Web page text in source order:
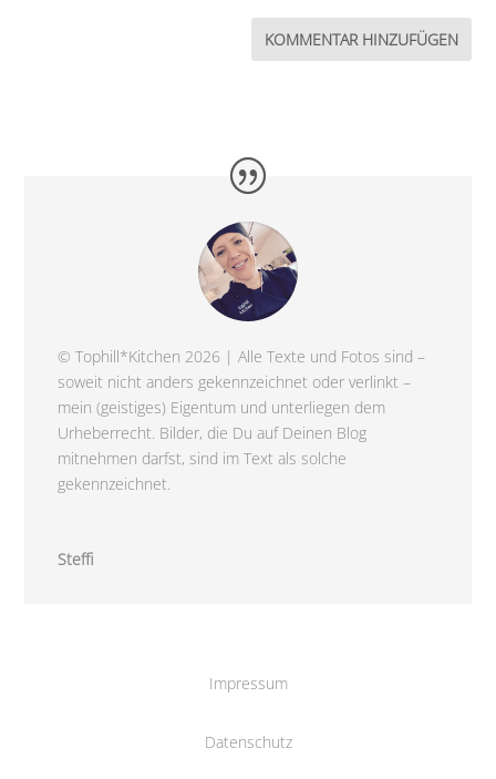
© Tophill*Kitchen 2026 | Alle Texte und Fotos sind –
soweit nicht anders gekennzeichnet oder verlinkt –
mein (geistiges) Eigentum und unterliegen dem
Urheberrecht. Bilder, die Du auf Deinen Blog
mitnehmen darfst, sind im Text als solche
gekennzeichnet.
Steffi
Impressum
Datenschutz